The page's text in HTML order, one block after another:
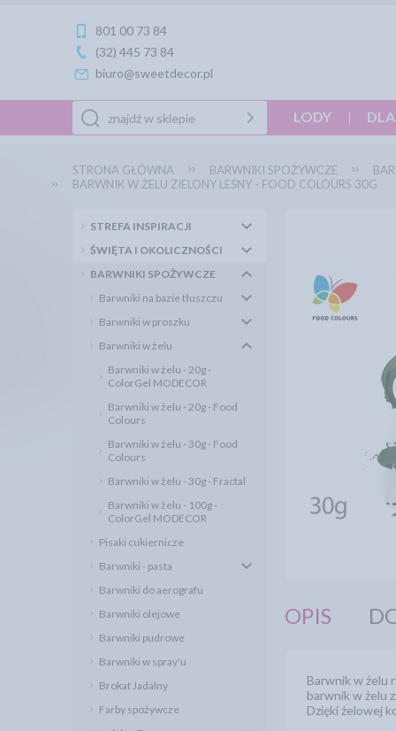
801 00 73 84
(32) 445 73 84
biuro@sweetdecor.pl
LODY
STRONA GŁÓWNA BARWNIKI SPOŻYWCZE
BARWNIK W ŻELU ZIELONY LEŚNY - FOOD COLOURS 30G
STREFA INSPIRACJI
ŚWIĘTA I OKOLICZNOŚCI
BARWNIKI SPOŻYWCZE
Barwniki na bazie tłuszczu
Barwniki w proszku
Barwniki w żelu
Barwniki w żelu - 20g -
ColorGel MODECOR
Barwniki w żelu - 20g - Food
Colours
Barwniki w żelu - 30g - Food
Colours
Barwniki w żelu - 30g - Fractal
Barwniki w żelu - 100g -
ColorGel MODECOR
Pisaki cukiernicze
Barwniki - pasta
Barwniki do aerografu
Barwniki olejowe
Barwniki pudrowe
Barwniki w spray'u
Brokat Jadalny
Farby spożywcze
OPIS
Barwnik w żelu
barwnik w żelu
Dzięki żelowej